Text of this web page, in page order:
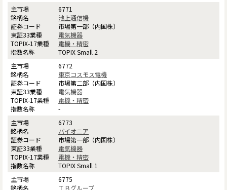
6771
池上通信機
市場第一部（内国株）
電気機器
電機・精密
TOPIX Small 2
6772
東京コスモス電機
市場第二部（内国株）
電気機器
電機・精密
-
6773
パイオニア
市場第一部（内国株）
電気機器
電機・精密
TOPIX Small 1
6775
ＴＢグループ